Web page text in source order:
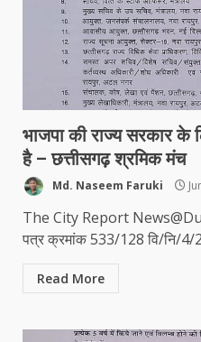
भाजपा की राज्य सरकार के
है – छत्तीसगढ़ श्रमिक मंच
Md. Naseem Faruki
The City Report
पत्र क्रमांक 533/128 वि/नि/
Read More